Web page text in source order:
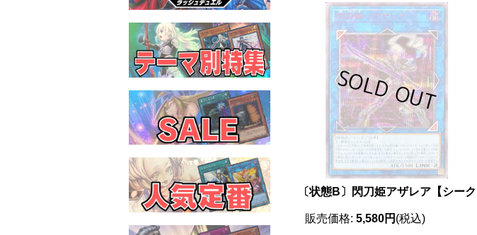
〔状態B〕閃刀姫アザレア【シー
販売価格: 5,580円 (税込)